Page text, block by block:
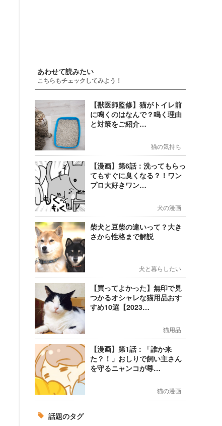
あわせて読みたい
こちらもチェックしてみよう！
【獣医師監修】猫がトイレ前
に鳴くのはなんで？鳴く理由
と対策をご紹介…
猫の気持ち
【漫画】第6話：洗ってもらっ
てもすぐに臭くなる？！ワン
プロ大好きワン…
犬の漫画
柴犬と豆柴の違いって？大き
さから性格まで解説
犬と暮らしたい
【買ってよかった】無印で見
つかるオシャレな猫用品おす
すめ10選【2023…
猫用品
【漫画】第1話：「誰か来
た？！」おしりで飼い主さん
を守るニャンコが尊…
猫の漫画
話題のタグ